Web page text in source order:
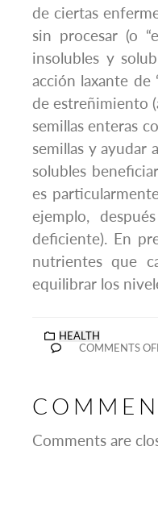
de ciertas
sin procesar (o
insolubles y
acción laxante de
de estreñimiento
semillas enteras
semillas y ayudar
solubles
es
ejemplo,
deficiente). En
nutrientes que
equilibrar los
HEALTH
COMMENTS
Comments are